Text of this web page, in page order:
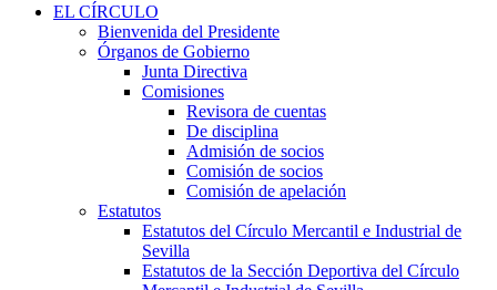
EL CÍRCULO
Bienvenida del Presidente
Órganos de Gobierno
Junta Directiva
Comisiones
Revisora de cuentas
De disciplina
Admisión de socios
Comisión de socios
Comisión de apelación
Estatutos
Estatutos del Círculo Mercantil e Industrial de
Sevilla
Estatutos de la Sección Deportiva del Círculo